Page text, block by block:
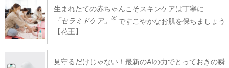
生まれたての赤ちゃんこそスキンケアは丁寧に
「セラミドケア」
※ ですこやかなお肌を保ちましょう
【花王】
見守るだけじゃない！最新のAIの力でとっておきの瞬